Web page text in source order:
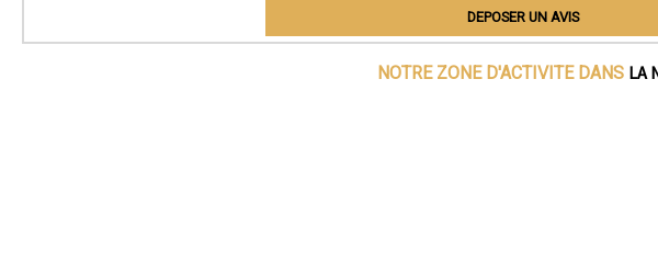
DEPOSER UN AVIS
NOTRE ZONE D'ACTIVITE DANS LA